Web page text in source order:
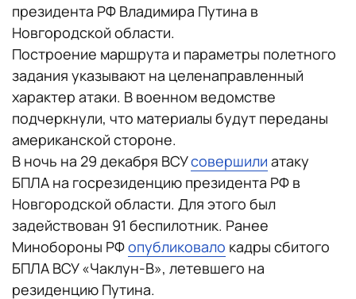
президента РФ Владимира Путина в
Новгородской области.
Построение маршрута и параметры полетного
задания указывают на целенаправленный
характер атаки. В военном ведомстве
подчеркнули, что материалы будут переданы
американской стороне.
В ночь на 29 декабря ВСУсовершили атаку
БПЛА на госрезиденцию президента РФ в
Новгородской области. Для этого был
задействован 91 беспилотник. Ранее
Минобороны РФопубликовало кадры сбитого
БПЛА ВСУ «Чаклун-В», летевшего на
резиденцию Путина.